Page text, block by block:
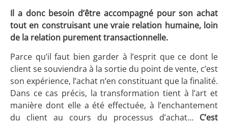
Il a donc besoin d’être accompagné pour son achat
tout en construisant une vraie relation humaine, loin
de la relation purement transactionnelle.
Parce qu’il faut bien garder à l’esprit que ce dont le
client se souviendra à la sortie du point de vente, c’est
son expérience, l’achat n’en constituant que la finalité.
Dans ce cas précis, la transformation tient à l’art et
manière dont elle a été effectuée, à l’enchantement
du client au cours du processus d’achat… C’est